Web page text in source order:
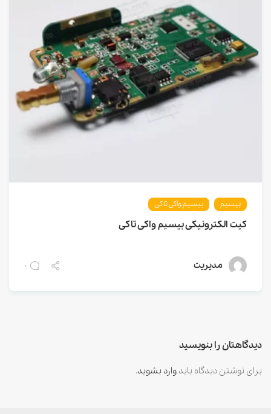
بیسیم بیسیم واکی تاکی
کیت الکترونیکی بیسیم واکی تاکی
مدیریت 0
دیدگاهتان را بنویسید
برای نوشتن دیدگاه باید وارد بشوید.